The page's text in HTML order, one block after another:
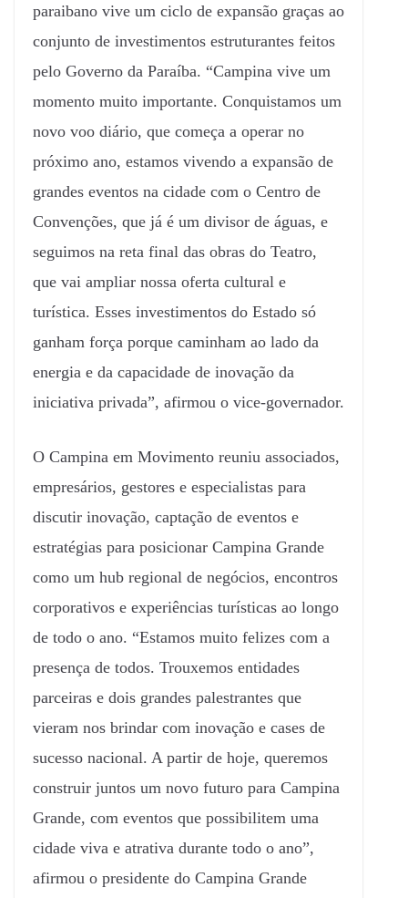
paraibano vive um ciclo de expansão graças ao
conjunto de investimentos estruturantes feitos
pelo Governo da Paraíba. “Campina vive um
momento muito importante. Conquistamos um
novo voo diário, que começa a operar no
próximo ano, estamos vivendo a expansão de
grandes eventos na cidade com o Centro de
Convenções, que já é um divisor de águas, e
seguimos na reta final das obras do Teatro,
que vai ampliar nossa oferta cultural e
turística. Esses investimentos do Estado só
ganham força porque caminham ao lado da
energia e da capacidade de inovação da
iniciativa privada”, afirmou o vice-governador.
O Campina em Movimento reuniu associados,
empresários, gestores e especialistas para
discutir inovação, captação de eventos e
estratégias para posicionar Campina Grande
como um hub regional de negócios, encontros
corporativos e experiências turísticas ao longo
de todo o ano. “Estamos muito felizes com a
presença de todos. Trouxemos entidades
parceiras e dois grandes palestrantes que
vieram nos brindar com inovação e cases de
sucesso nacional. A partir de hoje, queremos
construir juntos um novo futuro para Campina
Grande, com eventos que possibilitem uma
cidade viva e atrativa durante todo o ano”,
afirmou o presidente do Campina Grande